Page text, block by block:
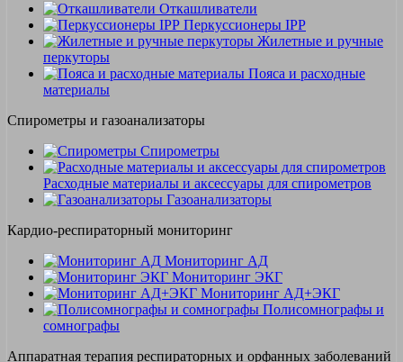
Откашливатели
Перкуссионеры IPP
Жилетные и ручные
перкуторы
Пояса и расходные
материалы
Спирометры и газоанализаторы
Спирометры
Расходные материалы и аксессуары для спирометров
Газоанализаторы
Кардио-респираторный мониторинг
Мониторинг АД
Мониторинг ЭКГ
Мониторинг АД+ЭКГ
Полисомнографы и
сомнографы
Аппаратная терапия респираторных и орфанных заболеваний